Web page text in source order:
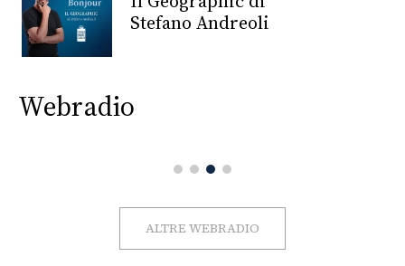
Stefano Andreoli
Webradio
ALTRE WEBRADIO